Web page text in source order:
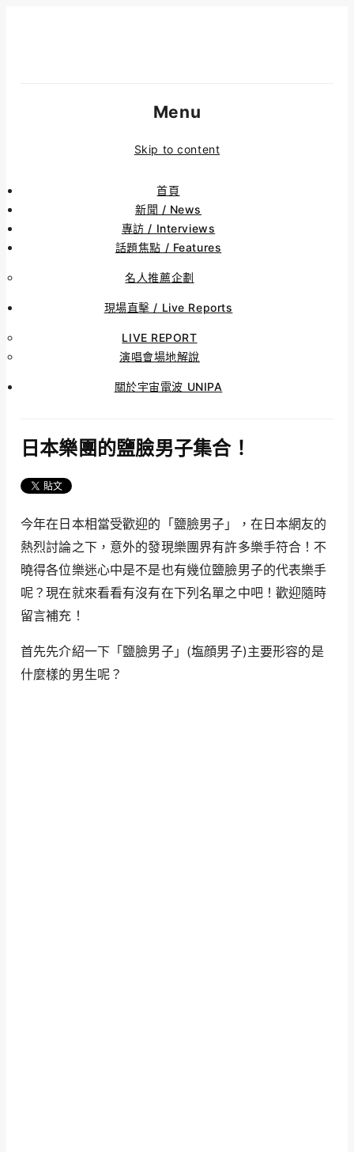
Menu
Skip to content
首頁
新聞 / News
專訪 / Interviews
話題焦點 / Features
名人推薦企劃
現場直擊 / Live Reports
LIVE REPORT
演唱會場地解說
關於宇宙電波 UNIPA
日本樂團的鹽臉男子集合！
今年在日本相當受歡迎的「鹽臉男子」，在日本網友的
熱烈討論之下，意外的發現樂團界有許多樂手符合！不
曉得各位樂迷心中是不是也有幾位鹽臉男子的代表樂手
呢？現在就來看看有沒有在下列名單之中吧！歡迎隨時
留言補充！
首先先介紹一下「鹽臉男子」(塩顔男子)主要形容的是
什麼樣的男生呢？